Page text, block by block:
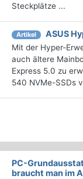
Steckplätze ...
Artikel ASUS
Mit der Hyper-
auch ältere
Express 5.0 zu
540 NVMe-SSDs
PC-
braucht man im